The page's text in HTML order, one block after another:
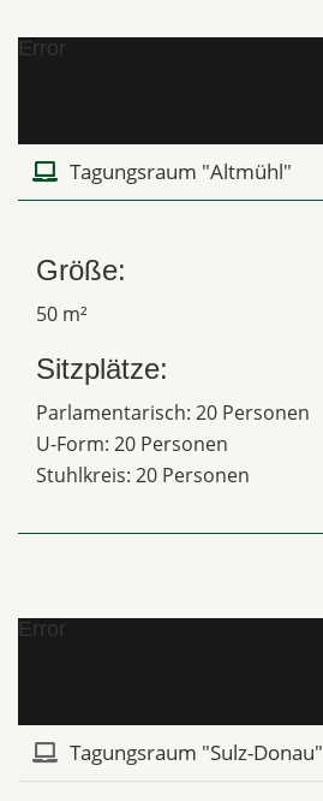
Error
Tagungsraum "Altmühl"
Größe:
50 m²
Sitzplätze:
Parlamentarisch: 20 Personen
U-Form: 20 Personen
Stuhlkreis: 20 Personen
Error
Tagungsraum "Sulz-Donau"